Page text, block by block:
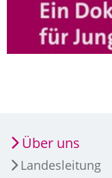
Über uns
Landesleitung